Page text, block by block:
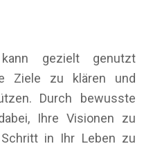
gezielt genutzt
Ziele zu klären und
Durch bewusste
Ihre Visionen zu
in Ihr Leben zu